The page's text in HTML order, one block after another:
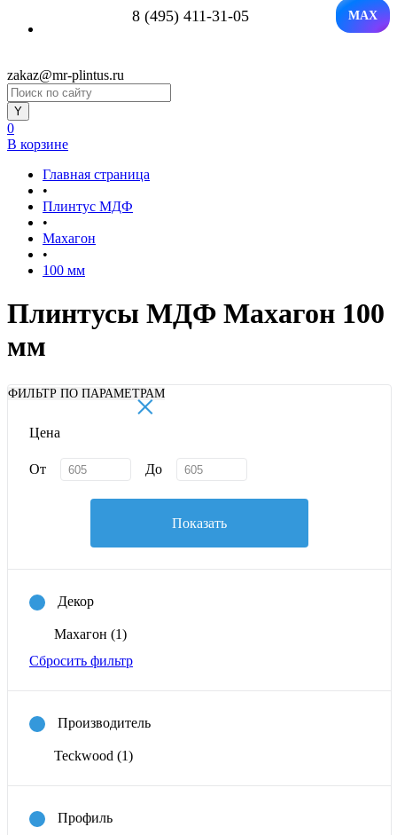
8 (495) 411-31-05 MAX
zakaz@mr-plintus.ru
0
В корзине
Главная страница
•
Плинтус МДФ
•
Махагон
•
100 мм
Плинтусы МДФ Махагон 100
мм
ФИЛЬТР ПО ПАРАМЕТРАМ
×
Цена
От До
Показать
Декор
Махагон (1)
Сбросить фильтр
Производитель
Teckwood (1)
Профиль